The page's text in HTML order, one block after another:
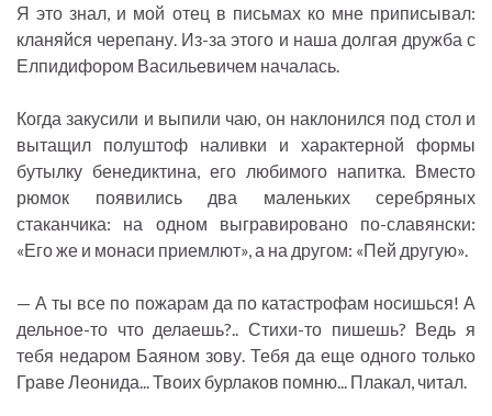
Я это знал, и мой отец в письмах ко мне приписывал:
кланяйся черепану. Из-за этого и наша долгая дружба с
Елпидифором Васильевичем началась.
Когда закусили и выпили чаю, он наклонился под стол и
вытащил полуштоф наливки и характерной формы
бутылку бенедиктина, его любимого напитка. Вместо
рюмок появились два маленьких серебряных
стаканчика: на одном выгравировано по-славянски:
«Его же и монаси приемлют», а на другом: «Пей другую».
— А ты все по пожарам да по катастрофам носишься! А
дельное-то что делаешь?.. Стихи-то пишешь? Ведь я
тебя недаром Баяном зову. Тебя да еще одного только
Граве Леонида... Твоих бурлаков помню... Плакал, читал.